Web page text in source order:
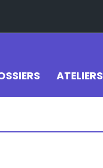
ATELIERS